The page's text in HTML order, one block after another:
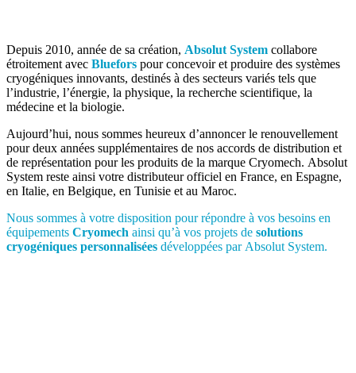
Depuis 2010, année de sa création, Absolut System collabore
étroitement avec Bluefors pour concevoir et produire des systèmes
cryogéniques innovants, destinés à des secteurs variés tels que
l’industrie, l’énergie, la physique, la recherche scientifique, la
médecine et la biologie.
Aujourd’hui, nous sommes heureux d’annoncer le renouvellement
pour deux années supplémentaires de nos accords de distribution et
de représentation pour les produits de la marque Cryomech. Absolut
System reste ainsi votre distributeur officiel en France, en Espagne,
en Italie, en Belgique, en Tunisie et au Maroc.
Nous sommes à votre disposition pour répondre à vos besoins en
équipements Cryomech ainsi qu’à vos projets de solutions
cryogéniques personnalisées développées par Absolut System.